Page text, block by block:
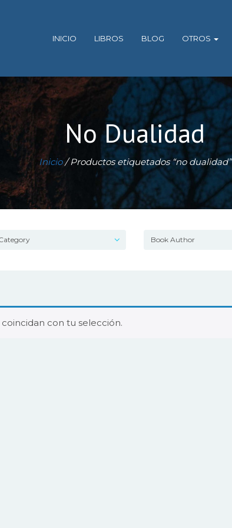
INICIO LIBROS BLOG OTROS
No Dualidad
Inicio/ Productos etiquetados “no dualidad”
con tu selección.